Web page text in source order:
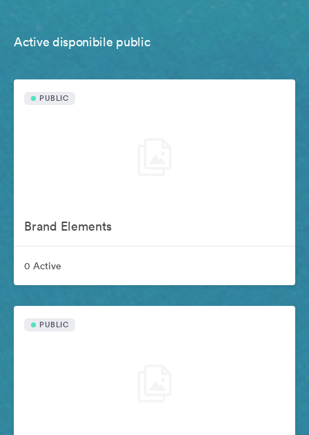
Active disponibile public
PUBLIC
Brand Elements
0 Active
PUBLIC